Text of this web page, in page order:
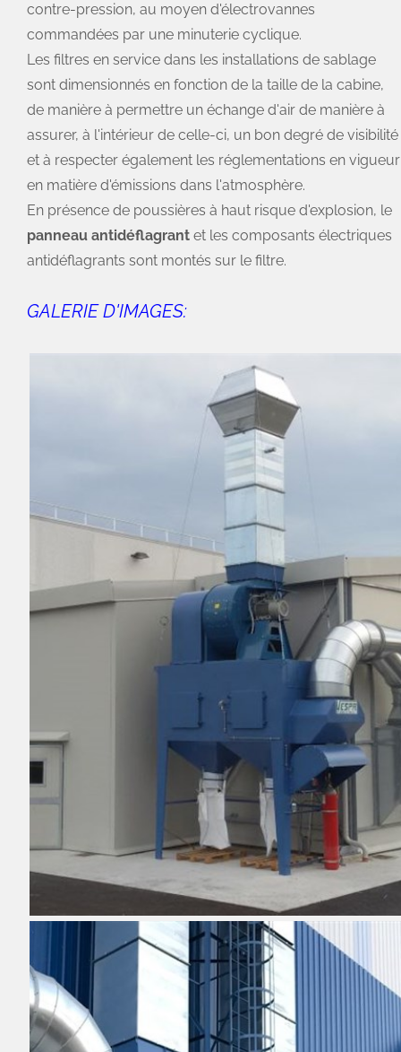
contre-pression, au moyen d'électrovannes
commandées par une minuterie cyclique.
Les filtres en service dans les installations de sablage
sont dimensionnés en fonction de la taille de la cabine,
de manière à permettre un échange d'air de manière à
assurer, à l'intérieur de celle-ci, un bon degré de visibilité
et à respecter également les réglementations en vigueur
en matière d'émissions dans l'atmosphère.
En présence de poussières à haut risque d'explosion, le
panneau antidéflagrant et les composants électriques
antidéflagrants sont montés sur le filtre.
GALERIE D'IMAGES: